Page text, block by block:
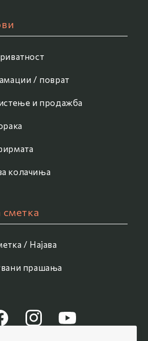
/ поврат
и продажба
колачиња
сметка
/ Најава
прашања
InstagramYouTube